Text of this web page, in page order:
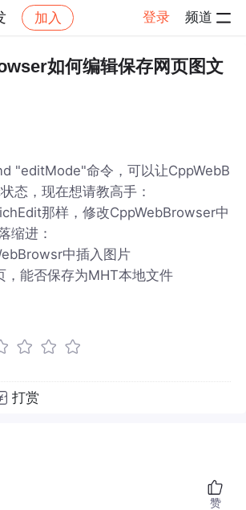
加入 登录 频道
讯开发 帖子详情
如何编辑保存网页图文
"editMode"命令，可以让CppWebB
态，现在想请教高手：
那样，修改CppWebBrowser中
缩进：
中插入图片
，能否保存为MHT本地文件
打赏
赞